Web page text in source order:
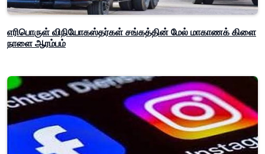
எரிபொருள் விநியோகஸ்தர்கள் சங்கத்தின் மேல் மாகாணக் கிளை
நாளை ஆரம்பம்